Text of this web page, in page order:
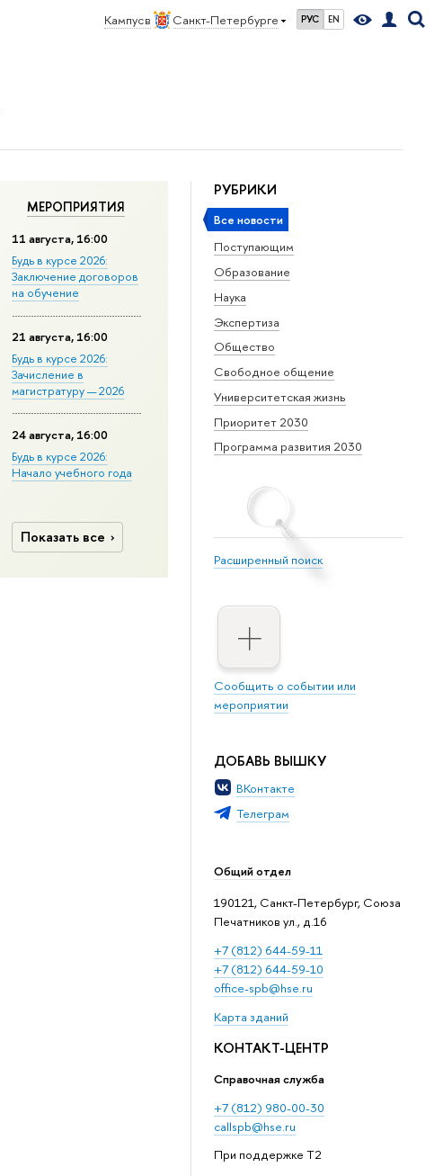
Кампус в Санкт-Петербурге РУС EN
РУБРИКИ
Все новости
Поступающим
Образование
Наука
Экспертиза
Общество
Свободное общение
Университетская жизнь
Приоритет 2030
Программа развития 2030
Расширенный поиск
Сообщить о событии или
мероприятии
ДОБАВЬ ВЫШКУ
ВКонтакте
Телеграм
Общий отдел
190121, Санкт-Петербург, Союза
Печатников ул., д.16
+7 (812) 644-59-11
+7 (812) 644-59-10
office-spb@hse.ru
Карта зданий
КОНТАКТ-ЦЕНТР
Справочная служба
+7 (812) 980-00-30
callspb@hse.ru
При поддержке T2
МЕРОПРИЯТИЯ
11 августа, 16:00
Будь в курсе 2026:
Заключение договоров
на обучение
21 августа, 16:00
Будь в курсе 2026:
Зачисление в
магистратуру — 2026
24 августа, 16:00
Будь в курсе 2026:
Начало учебного года
Показать все